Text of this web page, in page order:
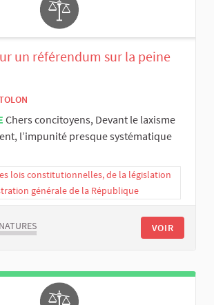
un référendum sur la peine
Chers concitoyens, Devant le laxisme
l’impunité presque systématique
lois constitutionnelles, de la législation
générale de la République
VOIR